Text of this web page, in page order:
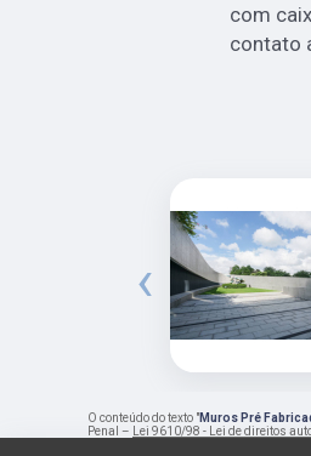
com
contato
‹
O conteúdo do texto "Muros Pré
Penal –
Lei 9610/98 - Lei de direitos